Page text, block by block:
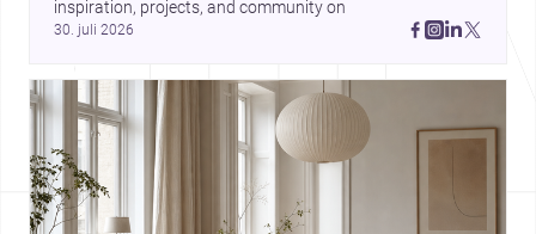
proportion og materialitet kan
give et hjem stærk karakter.
30. juli 2026